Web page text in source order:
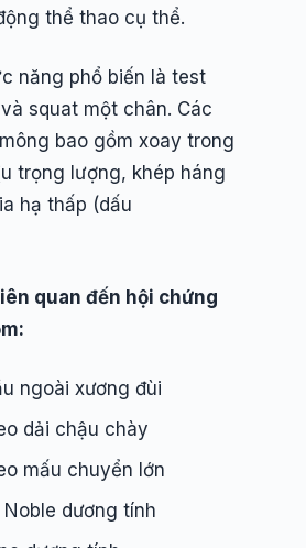
thể thao cụ thể.
năng phổ biến là test
squat một chân. Các
bao gồm xoay trong
trọng lượng, khép háng
hạ thấp (dấu
quan đến hội chứng
ngoài xương đùi
dải chậu chày
mấu chuyển lớn
dương tính